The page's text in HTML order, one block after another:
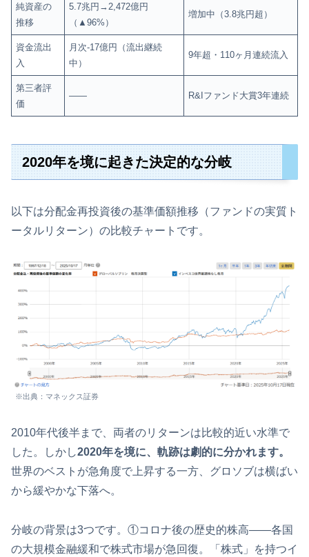
純資産の
推移
5.7兆円→2,472億円
（▲96%）
増加中（3.8兆円超）
資金流出
入
月次-17億円（流出継続
中）
9年超・110ヶ月連続流入
第三者評
価
—— R&Iファンド大賞3年連続
2020年を境に起きた決定的な分岐
以下は分配金再投資後の基準価額推移（ファンドの実質ト
ータルリターン）の比較チャートです。
※出典：マネックス証券
2010年代後半まで、両者のリターンは比較的近い水準で
した。しかし2020年を境に、軌跡は劇的に分かれます。
世界のベストが急角度で上昇する一方、グロソブは横ばい
から緩やかな下落へ。
分岐の背景は3つです。①コロナ後の歴史的株高——各国
の大規模金融緩和で株式市場が急回復。「株式」を持つイ